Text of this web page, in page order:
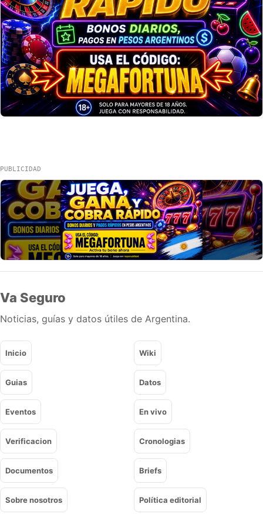
PUBLICIDAD
Va Seguro
Noticias, guías y datos útiles de Argentina.
Inicio Wiki
Guias Datos
Eventos En vivo
Verificacion Cronologias
Documentos Briefs
Sobre nosotros Política editorial